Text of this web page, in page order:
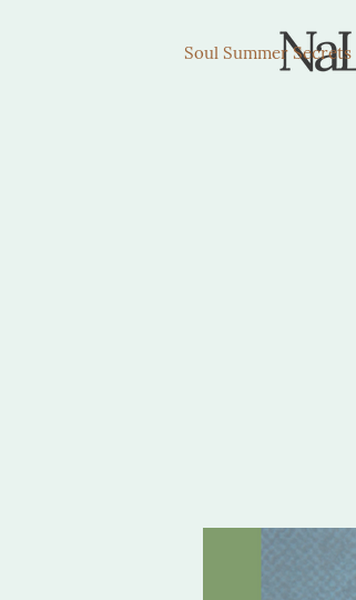
Soul Summer Secrets